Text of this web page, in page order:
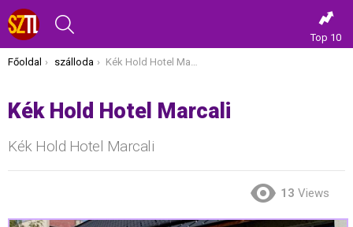
Top 10
Itt vagy most:
Főoldal szálloda Kék Hold Hotel Marcali
Kék Hold Hotel Marcali
Kék Hold Hotel Marcali
13 Views